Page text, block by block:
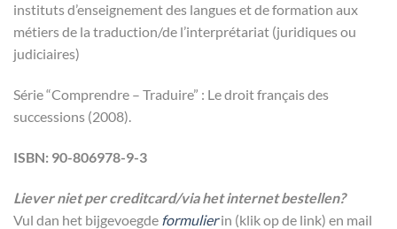
instituts d’enseignement des langues et de formation aux
métiers de la traduction/de l’interprétariat (juridiques ou
judiciaires)
Série “Comprendre – Traduire” : Le droit français des
successions (2008).
ISBN: 90-806978-9-3
Liever niet per creditcard/via het internet bestellen?
Vul dan het bijgevoegde formulierin (klik op de link) en mail